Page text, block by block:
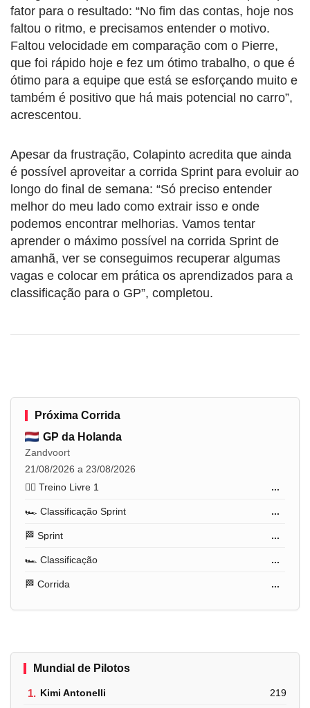
fator para o resultado: “No fim das contas, hoje nos
faltou o ritmo, e precisamos entender o motivo.
Faltou velocidade em comparação com o Pierre,
que foi rápido hoje e fez um ótimo trabalho, o que é
ótimo para a equipe que está se esforçando muito e
também é positivo que há mais potencial no carro”,
acrescentou.
Apesar da frustração, Colapinto acredita que ainda
é possível aproveitar a corrida Sprint para evoluir ao
longo do final de semana: “Só preciso entender
melhor do meu lado como extrair isso e onde
podemos encontrar melhorias. Vamos tentar
aprender o máximo possível na corrida Sprint de
amanhã, ver se conseguimos recuperar algumas
vagas e colocar em prática os aprendizados para a
classificação para o GP”, completou.
Próxima Corrida
GP da Holanda
Zandvoort
21/08/2026 a 23/08/2026
🏋️‍♂️ Treino Livre 1
...
🏎️ Classificação Sprint ...
🏁 Sprint ...
🏎️ Classificação ...
🏁 Corrida ...
Mundial de Pilotos
1. Kimi Antonelli 219